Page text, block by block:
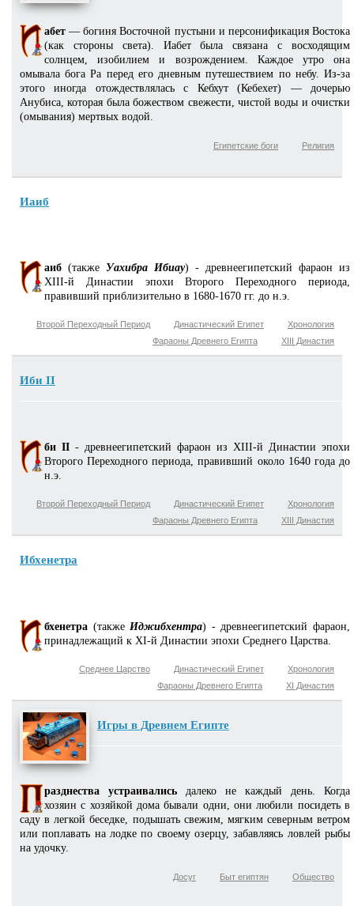
абет — богиня Восточной пустыни и персонификация Востока
(как стороны света). Иабет была связана с восходящим
солнцем, изобилием и возрождением. Каждое утро она
омывала бога Ра перед его дневным путешествием по небу. Из-за
этого иногда отождествлялась с Кебхут (Кебехет) — дочерью
Анубиса, которая была божеством свежести, чистой воды и очистки
(омывания) мертвых водой.
Религия
Египетские боги
Иаиб
аиб (также Уахибра Ибиау) - древнеегипетский фараон из
XIII-й Династии эпохи Второго Переходного периода,
правивший приблизительно в 1680-1670 гг. до н.э.
Хронология
Династический Египет
Второй Переходный Период
XIII Династия
Фараоны Древнего Египта
Иби II
би II - древнеегипетский фараон из XIII-й Династии эпохи
Второго Переходного периода, правивший около 1640 года до
н.э.
Хронология
Династический Египет
Второй Переходный Период
XIII Династия
Фараоны Древнего Египта
Ибхенетра
бхенетра (также Иджибхентра) - древнеегипетский фараон,
принадлежащий к XI-й Династии эпохи Среднего Царства.
Хронология
Династический Египет
Среднее Царство
XI Династия
Фараоны Древнего Египта
Игры в Древнем Египте
разднества устраивались далеко не каждый день. Когда
хозяин с хозяйкой дома бывали одни, они любили посидеть в
саду в легкой беседке, подышать свежим, мягким северным ветром
или поплавать на лодке по своему озерцу, забавляясь ловлей рыбы
на удочку.
Общество
Быт египтян
Досуг